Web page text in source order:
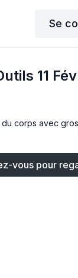
Se
11
corps avec
vous pour